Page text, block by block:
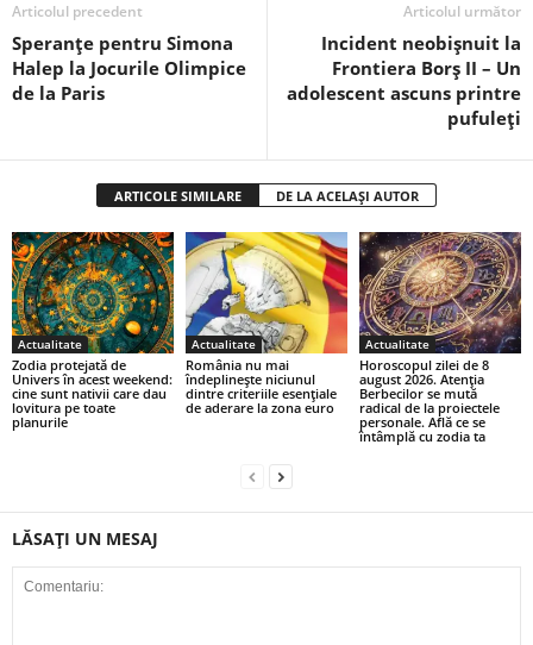
Articolul precedent
Speranțe pentru Simona
Halep la Jocurile Olimpice
de la Paris
Articolul următor
Incident neobișnuit la
Frontiera Borș II – Un
adolescent ascuns printre
pufuleți
ARTICOLE SIMILARE DE LA ACELAȘI AUTOR
Actualitate
Zodia protejată de
Univers în acest weekend:
cine sunt nativii care dau
lovitura pe toate
planurile
Actualitate
România nu mai
îndeplinește niciunul
dintre criteriile esențiale
de aderare la zona euro
Actualitate
Horoscopul zilei de 8
august 2026. Atenția
Berbecilor se mută
radical de la proiectele
personale. Află ce se
întâmplă cu zodia ta
LĂSAȚI UN MESAJ